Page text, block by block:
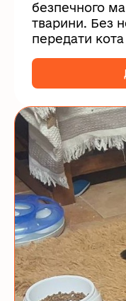
безпечного
тварини. Без
передати